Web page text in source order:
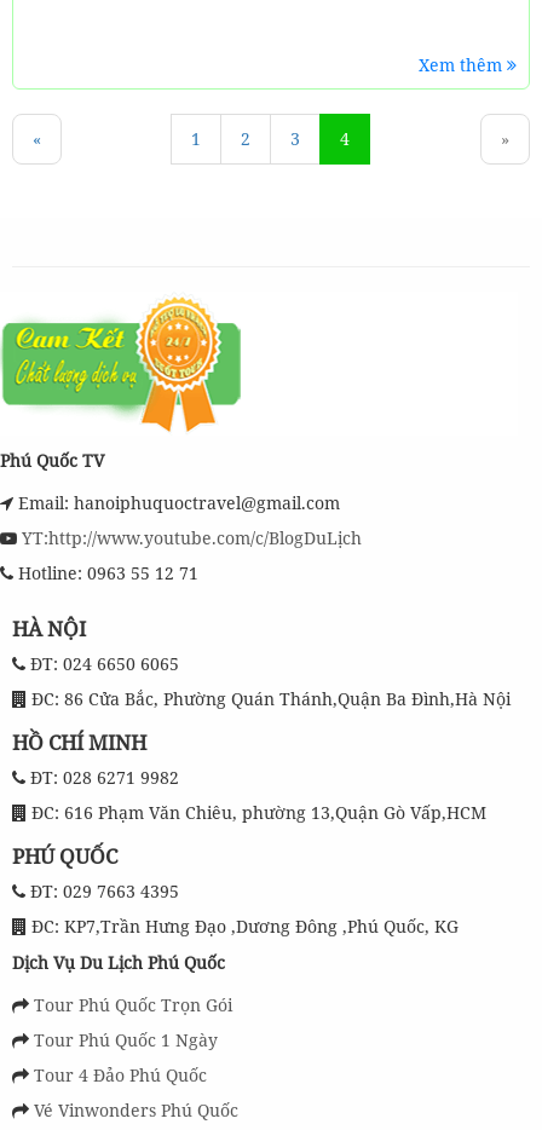
Xem thêm
« 1 2 3 4 »
Phú Quốc TV
Email: hanoiphuquoctravel@gmail.com
YT:http://www.youtube.com/c/BlogDuLịch
Hotline: 0963 55 12 71
HÀ NỘI
ĐT: 024 6650 6065
ĐC: 86 Cửa Bắc, Phường Quán Thánh,Quận Ba Đình,Hà Nội
HỒ CHÍ MINH
ĐT: 028 6271 9982
ĐC: 616 Phạm Văn Chiêu, phường 13,Quận Gò Vấp,HCM
PHÚ QUỐC
ĐT: 029 7663 4395
ĐC: KP7,Trần Hưng Đạo ,Dương Đông ,Phú Quốc, KG
Dịch Vụ Du Lịch Phú Quốc
Tour Phú Quốc Trọn Gói
Tour Phú Quốc 1 Ngày
Tour 4 Đảo Phú Quốc
Vé Vinwonders Phú Quốc